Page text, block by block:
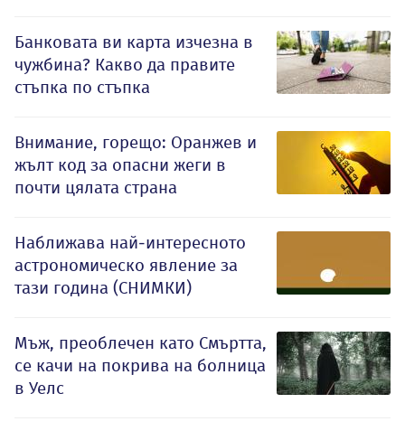
Банковата ви карта изчезна в
чужбина? Какво да правите
стъпка по стъпка
Внимание, горещо: Оранжев и
жълт код за опасни жеги в
почти цялата страна
Наближава най-интересното
астрономическо явление за
тази година (СНИМКИ)
Мъж, преоблечен като Смъртта,
се качи на покрива на болница
в Уелс